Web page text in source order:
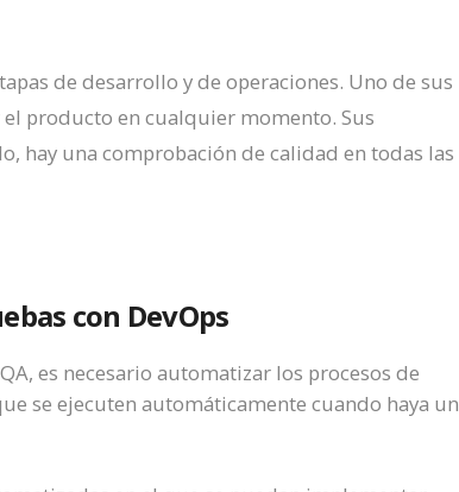
de desarrollo y de operaciones. Uno de sus
producto en cualquier momento. Sus
hay una comprobación de calidad en todas las
con DevOps
es necesario automatizar los procesos de
se ejecuten automáticamente cuando haya un